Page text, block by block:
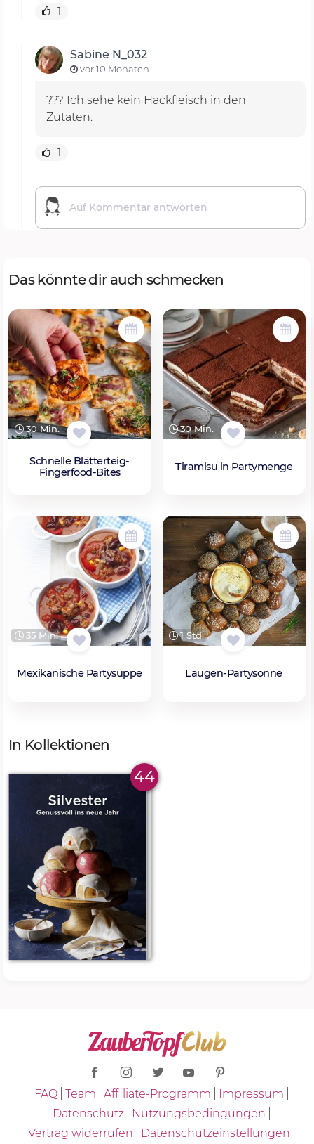
1
Sabine N_032
vor 10 Monaten
??? Ich sehe kein Hackfleisch in den
Zutaten.
1
Das könnte dir auch schmecken
30 Min.
Schnelle Blätterteig-
Fingerfood-Bites
30 Min.
Tiramisu in Partymenge
35 Min.
Mexikanische Partysuppe
1 Std.
Laugen-Partysonne
In Kollektionen
44
FAQ Team Affiliate-Programm
Impressum
Datenschutz
Nutzungsbedingungen
Vertrag widerrufen
Datenschutzeinstellungen